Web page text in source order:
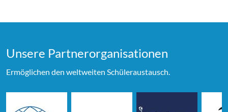
Unsere Partner­organi­sationen
Ermöglichen den weltweiten Schüleraustausch.